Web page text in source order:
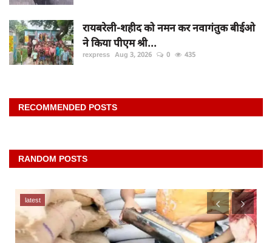
रायबरेली-शहीद को नमन कर नवागंतुक बीईओ
ने किया पीएम श्री...
rexpress Aug 3, 2026 0 435
RECOMMENDED POSTS
RANDOM POSTS
latest